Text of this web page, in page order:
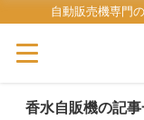
自動販売機専門
香水自販機の記事